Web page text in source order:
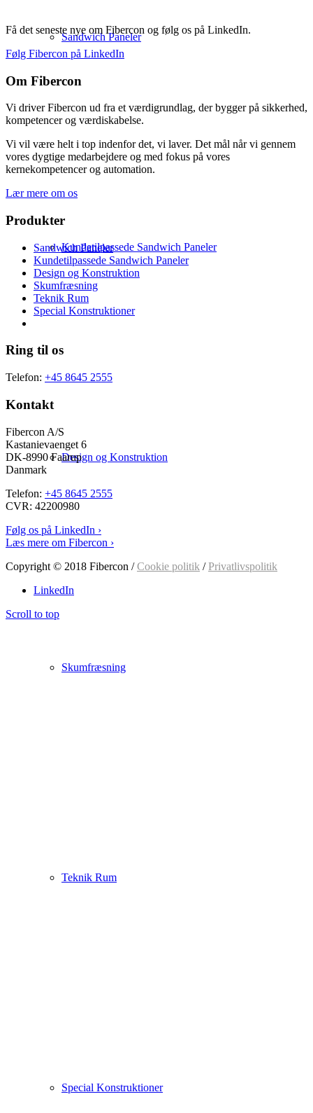
Sandwich Paneler
Kundetilpassede Sandwich Paneler
Design og Konstruktion
Skumfræsning
Teknik Rum
Special Konstruktioner
Få det seneste nye om Fibercon og følg os på LinkedIn.
Følg Fibercon på LinkedIn
Om Fibercon
Vi driver Fibercon ud fra et værdigrundlag, der bygger på sikkerhed,
kompetencer og værdiskabelse.
Vi vil være helt i top indenfor det, vi laver. Det mål når vi gennem
vores dygtige medarbejdere og med fokus på vores
kernekompetencer og automation.
Lær mere om os
Produkter
Sandwich Paneler
Kundetilpassede Sandwich Paneler
Design og Konstruktion
Skumfræsning
Teknik Rum
Special Konstruktioner
Ring til os
Telefon: +45 8645 2555
Kontakt
Fibercon A/S
Kastanievaenget 6
DK-8990 Faarup
Danmark
Telefon: +45 8645 2555
CVR: 42200980
Følg os på LinkedIn ›
Læs mere om Fibercon ›
Copyright © 2018 Fibercon /Cookie politik /Privatlivspolitik
LinkedIn
Scroll to top